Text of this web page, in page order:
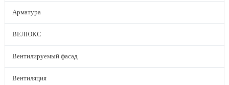
Арматура
ВЕЛЮКС
Вентилируемый фасад
Вентиляция